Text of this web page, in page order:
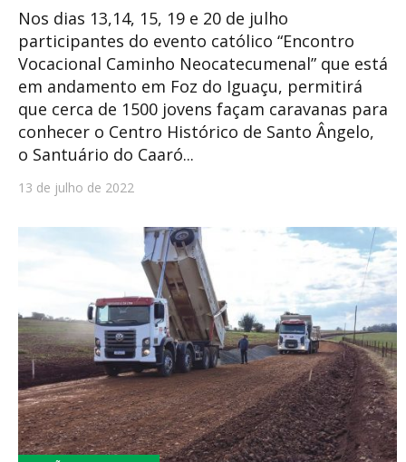
Nos dias 13,14, 15, 19 e 20 de julho
participantes do evento católico “Encontro
Vocacional Caminho Neocatecumenal” que está
em andamento em Foz do Iguaçu, permitirá
que cerca de 1500 jovens façam caravanas para
conhecer o Centro Histórico de Santo Ângelo,
o Santuário do Caaró...
13 de julho de 2022